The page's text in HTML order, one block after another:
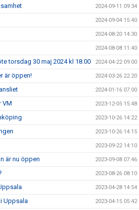
2024-09-11 09:34
2024-09-04 15:40
2024-08-20 14:30
2024-08-08 11:40
torsdag 30 maj 2024 kl 18.00 2024-04-22 09:00
är öppen! 2024-03-26 22:20
2024-01-16 07:00
VM 2023-12-05 15:48
2023-10-26 14:22
2023-10-26 14:15
2023-09-22 14:10
är nu öppen 2023-09-08 07:46
2023-08-26 08:10
2023-04-28 14:54
Uppsala 2023-04-15 05:42